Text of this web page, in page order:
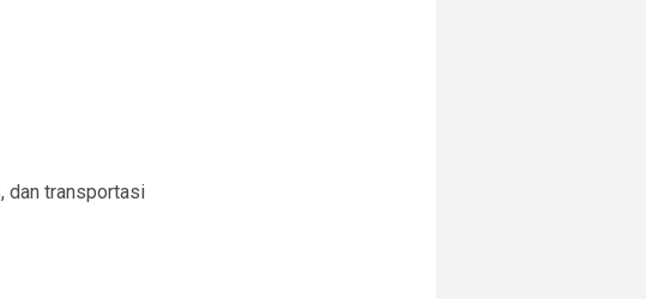
dan transportasi